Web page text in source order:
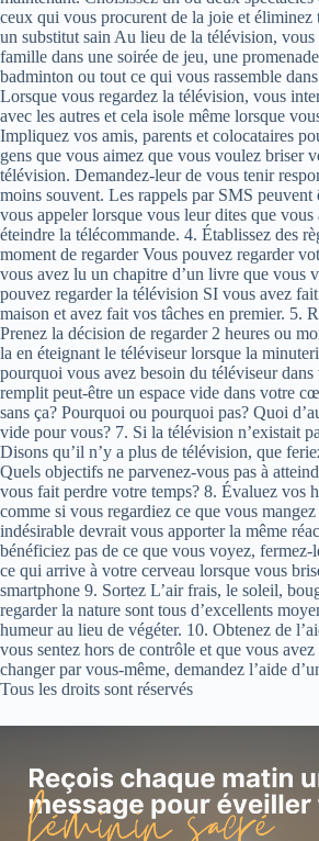
ceux qui vous procurent de la joie et éliminez
un substitut sain Au lieu de la télévision,
famille dans une soirée de jeu, une
badminton ou tout ce qui vous rassemble
Lorsque vous regardez la télévision, vous
avec les autres et cela isole même lorsque
Impliquez vos amis, parents et colocataires
gens que vous aimez que vous voulez briser
télévision. Demandez-leur de vous tenir
moins souvent. Les rappels par SMS
vous appeler lorsque vous leur dites que vous
éteindre la télécommande. 4. Établissez des
moment de regarder Vous pouvez regarder
vous avez lu un chapitre d’un livre que vous
pouvez regarder la télévision SI vous avez
maison et avez fait vos tâches en premier. 5.
Prenez la décision de regarder 2 heures ou
la en éteignant le téléviseur lorsque la
pourquoi vous avez besoin du téléviseur
remplit peut-être un espace vide dans votre
sans ça? Pourquoi ou pourquoi pas? Quoi
vide pour vous? 7. Si la télévision n’existait
Disons qu’il n’y a plus de télévision, que
Quels objectifs ne parvenez-vous pas à
vous fait perdre votre temps? 8. Évaluez vos
comme si vous regardiez ce que vous
indésirable devrait vous apporter la même
bénéficiez pas de ce que vous voyez,
ce qui arrive à votre cerveau lorsque vous
smartphone 9. Sortez L’air frais, le soleil,
regarder la nature sont tous d’excellents
humeur au lieu de végéter. 10. Obtenez de
vous sentez hors de contrôle et que vous
changer par vous-même, demandez l’aide
Tous les droits sont réservés